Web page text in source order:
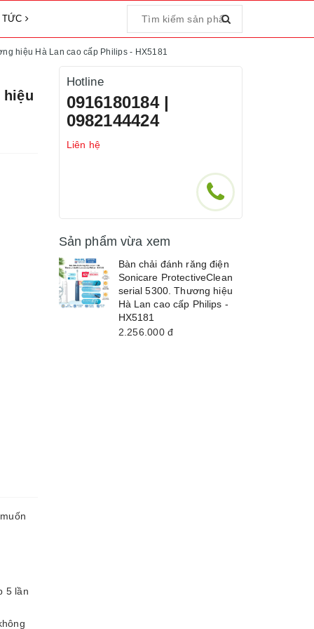
TỨC
hiệu Hà Lan cao cấp Philips - HX5181
hiệu
5 lần
Hotline
0916180184 |
0982144424
Liên hệ
Sản phẩm vừa xem
Bàn chải đánh răng điện
Sonicare ProtectiveClean
serial 5300. Thương hiệu
Hà Lan cao cấp Philips -
HX5181
2.256.000đ